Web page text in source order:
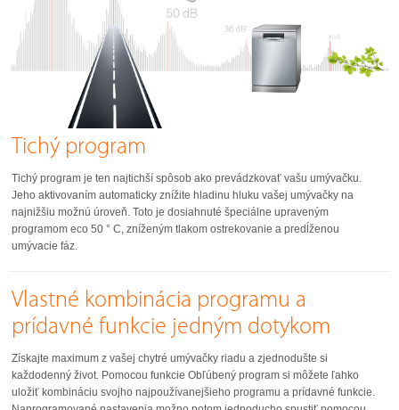
Tichý program
Tichý program je ten najtichší spôsob ako prevádzkovať vašu umývačku.
Jeho aktivovaním automaticky znížite hladinu hluku vašej umývačky na
najnižšiu možnú úroveň. Toto je dosiahnuté špeciálne upraveným
programom eco 50 ° C, zníženým tlakom ostrekovanie a predĺženou
umývacie fáz.
Vlastné kombinácia programu a
prídavné funkcie jedným dotykom
Získajte maximum z vašej chytré umývačky riadu a zjednodušte si
každodenný život. Pomocou funkcie Obľúbený program si môžete ľahko
uložiť kombináciu svojho najpoužívanejšieho programu a prídavné funkcie.